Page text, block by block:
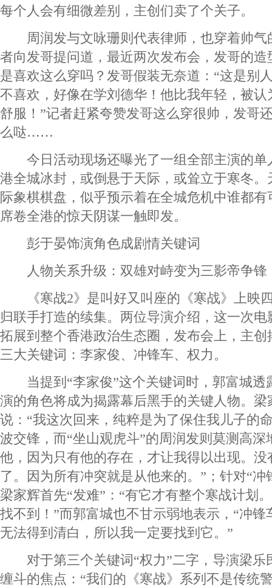
每个人会有细微差别，主创们卖了个关子。
周润发与文咏珊则代表律师，也穿着帅气
者向发哥提问道，最近两次发布会，发哥的
是喜欢这么穿吗？发哥假装无奈道：“这是别
不喜欢，好像在学刘德华！他比我年轻，被
舒服！”记者赶紧夸赞发哥这么穿很帅，发哥
么哒……
今日活动现场还曝光了一组全部主演的单
港全城冰封，或倒悬于天际，或耸立于寒冬
际象棋棋盘，似乎预示着在全城危机中谁都
席卷全港的惊天阴谋一触即发。
彭于晏饰演角色成剧情关键词
人物关系升级：双雄对峙变为三影帝争锋
《寒战2》是叫好又叫座的《寒战》上映
归联手打造的续集。两位导演介绍，这一次
拓展到整个香港政治生态圈，发布会上，主
三大关键词：李家俊、冲锋车、权力。
当提到“李家俊”这个关键词时，郭富城透
演的角色将成为揭露幕后黑手的关键人物。
说：“我这次回来，纯粹是为了保住我儿子的
波交锋，而“坐山观虎斗”的周润发则莫测高深
他，因为只有他的存在，才让我得以出现。
了。因为所有冲突就是从他来的。”；针对“冲
梁家辉首先“发难”：“有它才有整个寒战计划
找不到！”而郭富城也不甘示弱地表示，“冲
无法得到清白，所以我一定要找到它。”
对于第三个关键词“权力”二字，导演梁乐
缠斗的焦点：“我们的《寒战》系列不是传统